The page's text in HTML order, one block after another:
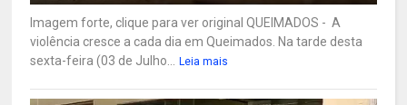
Imagem forte, clique para ver original QUEIMADOS - A
violência cresce a cada dia em Queimados. Na tarde desta
sexta-feira (03 de Julho...
Leia mais